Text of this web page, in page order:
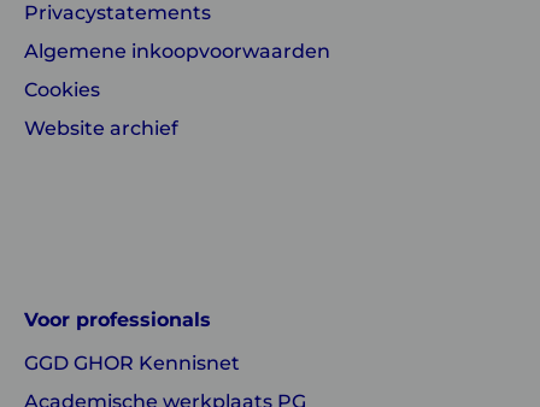
Privacystatements
Algemene inkoopvoorwaarden
Cookies
Website archief
GHOR
Nederland
GHOR
Nederland
Voor professionals
GGD GHOR Kennisnet
Academische werkplaats PG